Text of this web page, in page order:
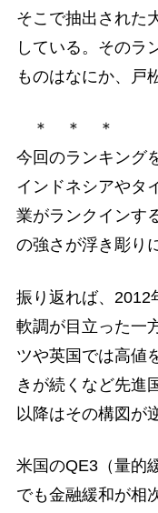
そこで抽出された
している。そのラ
ものはなにか、戸
＊ ＊ ＊
今回のランキング
インドネシアやタ
業がランクインす
の強さが浮き彫り
振り返れば、2012
軟調が目立った一
ツや英国では高値
きが続くなど先進
以降はその構図が
米国のQE3（量的
でも金融緩和が相